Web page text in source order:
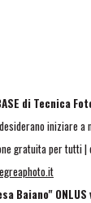
di Tecnica
iniziare a
gratuita per tutti
Baiano" ONLUS